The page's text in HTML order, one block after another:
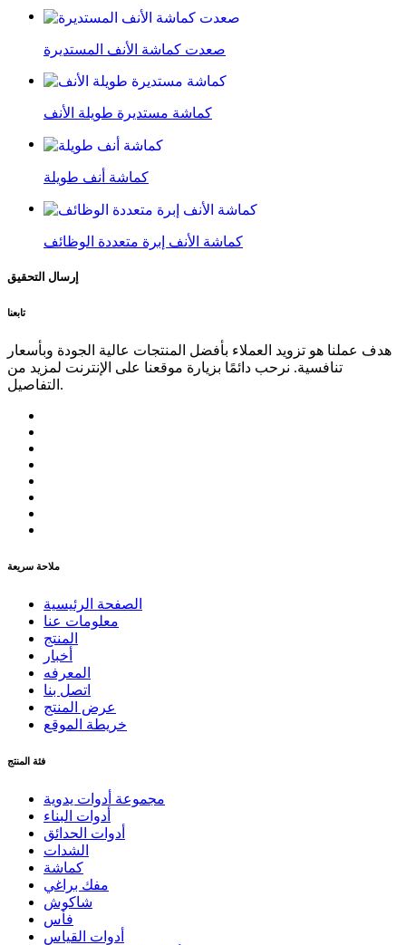
صعدت كماشة الأنف المستديرة
كماشة مستديرة طويلة الأنف
كماشة أنف طويلة
كماشة الأنف إبرة متعددة الوظائف
إرسال التحقيق
تابعنا
هدف عملنا هو تزويد العملاء بأفضل المنتجات عالية الجودة وبأسعار
تنافسية. نرحب دائمًا بزيارة موقعنا على الإنترنت لمزيد من
التفاصيل.
ملاحة سريعة
الصفحة الرئيسية
معلومات عنا
المنتج
أخبار
المعرفه
اتصل بنا
عرض المنتج
خريطة الموقع
فئة المنتج
مجموعة أدوات يدوية
أدوات البناء
أدوات الحدائق
الشدات
كماشة
مفك براغي
شاكوش
فأس
أدوات القياس